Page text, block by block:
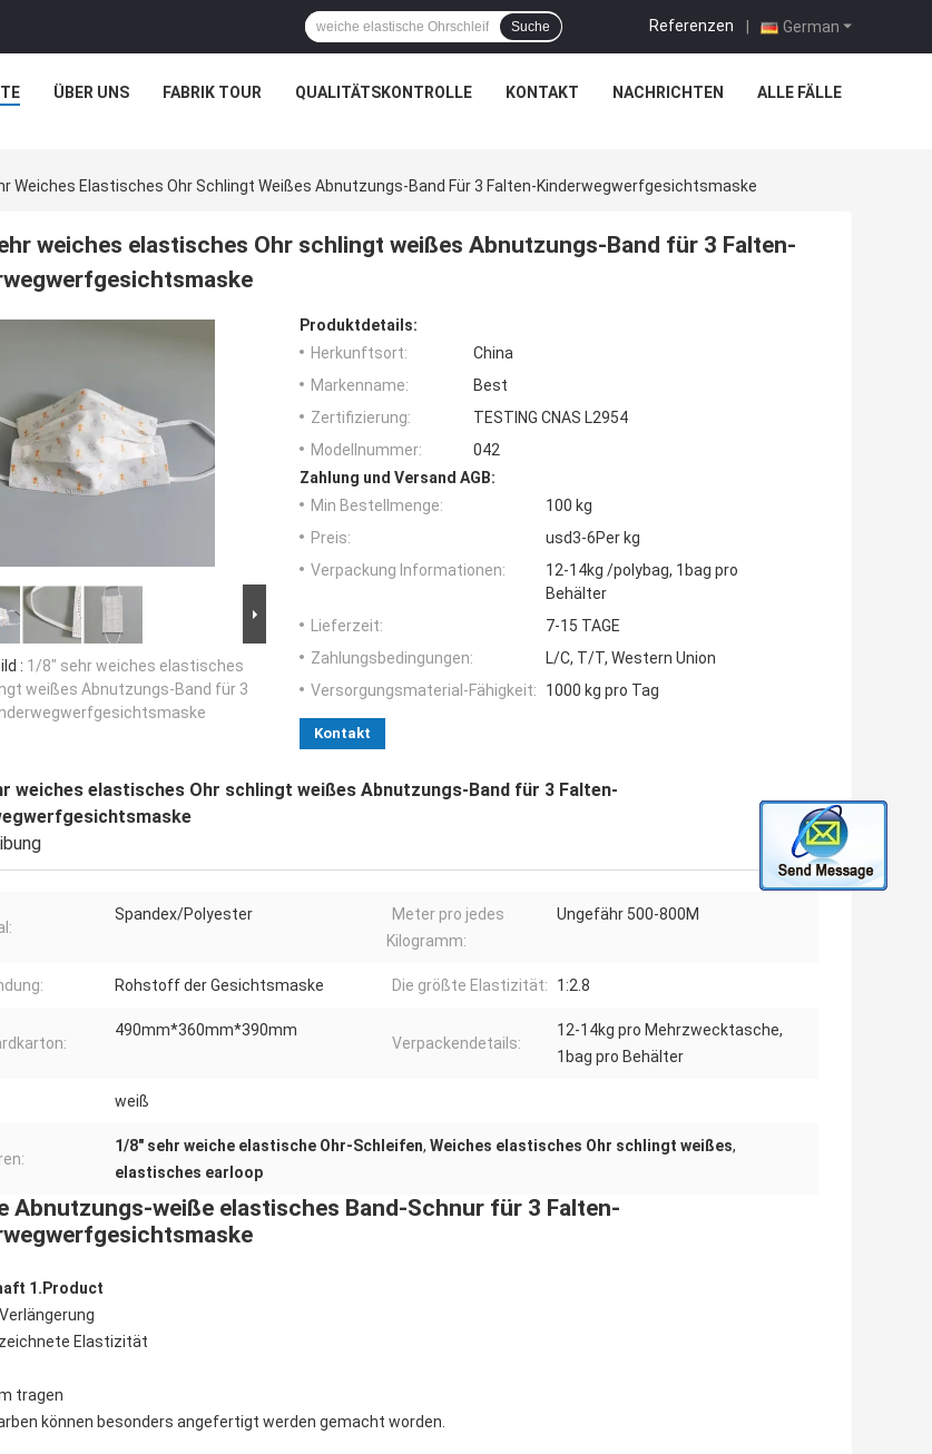
German
Referenzen |
Suche
ÜBER UNS FABRIK TOUR QUALITÄTSKONTROLLE KONTAKT NACHRICHTEN ALLE FÄLLE
Weiches Elastisches Ohr Schlingt Weißes Abnutzungs-Band Für 3 Falten-Kinderwegwerfgesichtsmaske
weiches elastisches Ohr schlingt weißes Abnutzungs-Band für 3 Falten-
: 1/8" sehr weiches elastisches
weißes Abnutzungs-Band für 3
Produktdetails:
Herkunftsort:
China
Markenname:
Best
Zertifizierung:
TESTING CNAS L2954
Modellnummer:
042
Zahlung und Versand AGB:
Min Bestellmenge:
100 kg
Preis:
usd3-6Per kg
Verpackung Informationen:
12-14kg /polybag, 1bag pro
Behälter
Lieferzeit:
7-15 TAGE
Zahlungsbedingungen:
L/C, T/T, Western Union
Versorgungsmaterial-Fähigkeit:
1000 kg pro Tag
Kontakt
weiches elastisches Ohr schlingt weißes Abnutzungs-Band für 3 Falten-
Spandex/Polyester
Meter pro jedes
Kilogramm:
Ungefähr 500-800M
Rohstoff der Gesichtsmaske Die größte Elastizität: 1:2.8
490mm*360mm*390mm
Verpackendetails:
12-14kg pro Mehrzwecktasche,
1bag pro Behälter
weiß
1/8" sehr weiche elastische Ohr-Schleifen, Weiches elastisches Ohr schlingt weißes,
elastisches earloop
Abnutzungs-weiße elastisches Band-Schnur für 3 Falten-
1.Product
Elastizität
tragen
können besonders angefertigt werden gemacht worden.